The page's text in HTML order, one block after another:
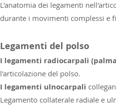
L'anatomia dei legamenti
durante i movimenti complessi e
Legamenti del polso
I legamenti radiocarpali
l'articolazione del polso.
I legamenti ulnocarpali
Legamento collaterale radiale e